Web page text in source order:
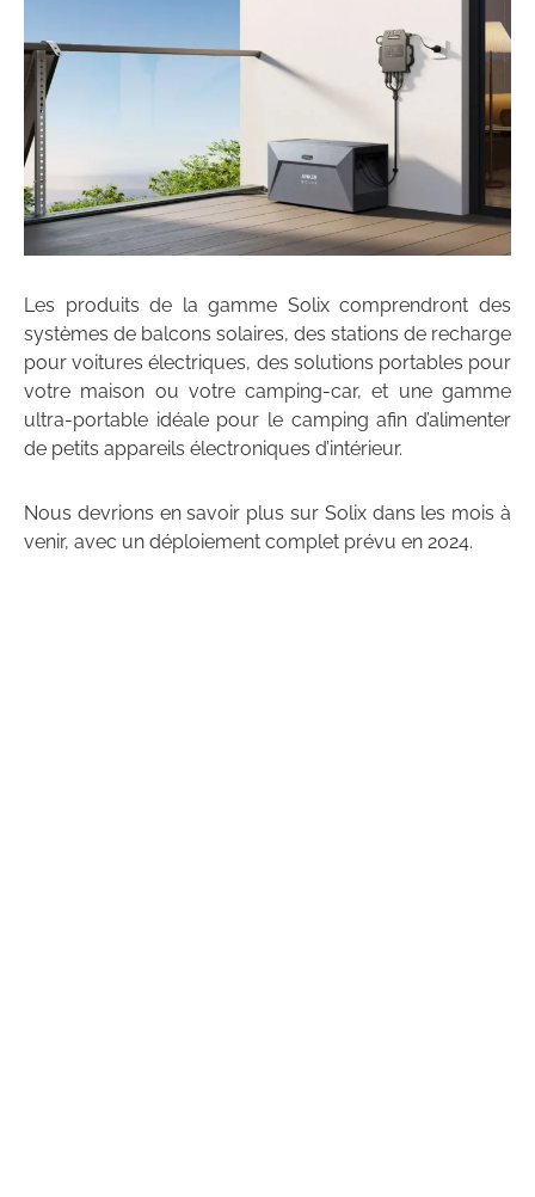
Les produits de la gamme Solix comprendront des
systèmes de balcons solaires, des stations de recharge
pour voitures électriques, des solutions portables pour
votre maison ou votre camping-car, et une gamme
ultra-portable idéale pour le camping afin d’alimenter
de petits appareils électroniques d’intérieur.
Nous devrions en savoir plus sur Solix dans les mois à
venir, avec un déploiement complet prévu en 2024.